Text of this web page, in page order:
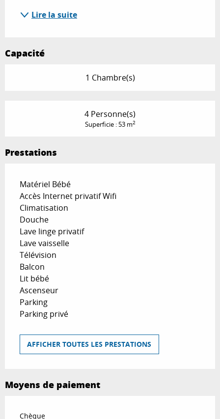
Lire la suite
Capacité
1 Chambre(s)
4 Personne(s)
Superficie : 53 m2
Prestations
Matériel Bébé
Accès Internet privatif Wifi
Climatisation
Douche
Lave linge privatif
Lave vaisselle
Télévision
Balcon
Lit bébé
Ascenseur
Parking
Parking privé
AFFICHER TOUTES LES PRESTATIONS
Moyens de paiement
Chèque